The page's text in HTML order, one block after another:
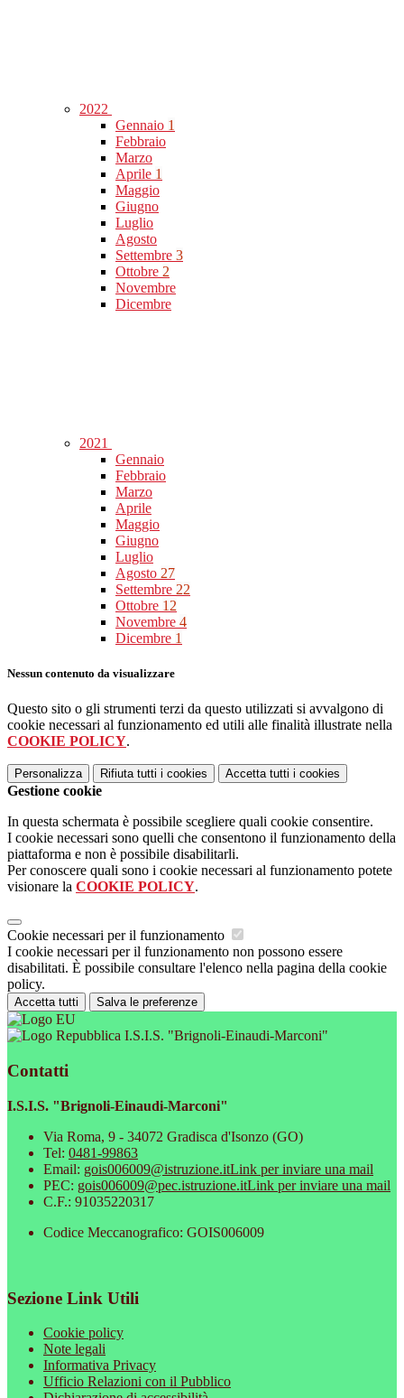
2022
Gennaio 1
Febbraio
Marzo
Aprile 1
Maggio
Giugno
Luglio
Agosto
Settembre 3
Ottobre 2
Novembre
Dicembre
2021
Gennaio
Febbraio
Marzo
Aprile
Maggio
Giugno
Luglio
Agosto 27
Settembre 22
Ottobre 12
Novembre 4
Dicembre 1
Nessun contenuto da visualizzare
Questo sito o gli strumenti terzi da questo utilizzati si avvalgono di
cookie necessari al funzionamento ed utili alle finalità illustrate nella
COOKIE POLICY.
Personalizza Rifiuta tutti i cookies Accetta tutti i cookies
Gestione cookie
In questa schermata è possibile scegliere quali cookie consentire.
I cookie necessari sono quelli che consentono il funzionamento della
piattaforma e non è possibile disabilitarli.
Per conoscere quali sono i cookie necessari al funzionamento potete
visionare la COOKIE POLICY.
Cookie necessari per il funzionamento
I cookie necessari per il funzionamento non possono essere
disabilitati. È possibile consultare l'elenco nella pagina della cookie
policy.
Accetta tutti Salva le preferenze
I.S.I.S. "Brignoli-Einaudi-Marconi"
Contatti
I.S.I.S. "Brignoli-Einaudi-Marconi"
Via Roma, 9 - 34072 Gradisca d'Isonzo (GO)
Tel: 0481-99863
Email: gois006009@istruzione.itLink per inviare una mail
PEC: gois006009@pec.istruzione.itLink per inviare una mail
C.F.: 91035220317
Codice Meccanografico: GOIS006009
Sezione Link Utili
Cookie policy
Note legali
Informativa Privacy
Ufficio Relazioni con il Pubblico